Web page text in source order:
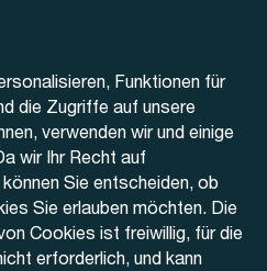
Funktionen für
die Zugriffe auf unsere
verwenden wir und einige
wir Ihr Recht auf
Sie entscheiden, ob
Sie erlauben möchten. Die
Cookies ist freiwillig, für die
erforderlich, und kann